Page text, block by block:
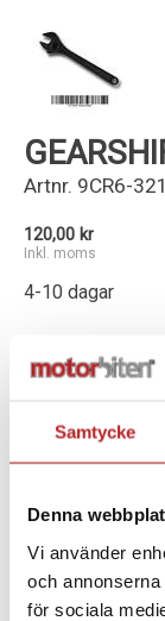
Samtycke
Denna
Vi använder
och
för sociala
Artnr. 9CR6-
120,00 kr
Inkl. moms
4-10 dagar
- +